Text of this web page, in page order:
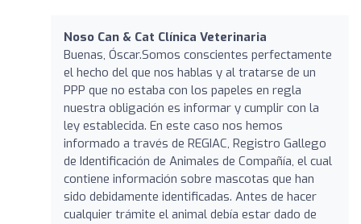
Noso Can & Cat Clínica Veterinaria
Buenas, Óscar.Somos conscientes perfectamente
el hecho del que nos hablas y al tratarse de un
PPP que no estaba con los papeles en regla
nuestra obligación es informar y cumplir con la
ley establecida. En este caso nos hemos
informado a través de REGIAC, Registro Gallego
de Identificación de Animales de Compañía, el cual
contiene información sobre mascotas que han
sido debidamente identificadas. Antes de hacer
cualquier trámite el animal debía estar dado de